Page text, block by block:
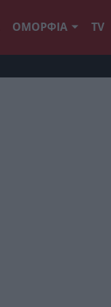
ΟΜΟΡΦΙΑ TV